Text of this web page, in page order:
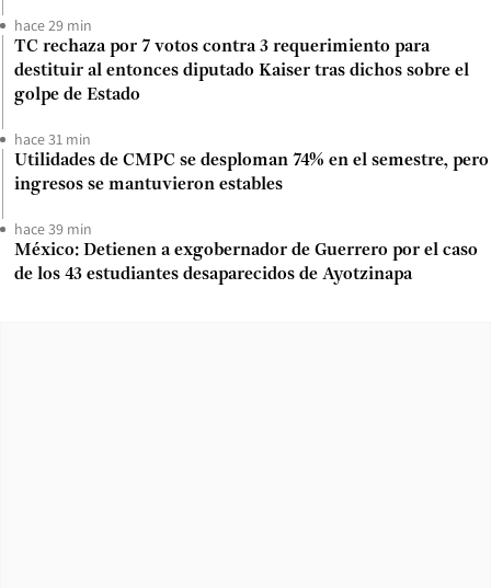
hace 29 min
TC rechaza por 7 votos contra 3 requerimiento para
destituir al entonces diputado Kaiser tras dichos sobre el
golpe de Estado
hace 31 min
Utilidades de CMPC se desploman 74% en el semestre, pero
ingresos se mantuvieron estables
hace 39 min
México: Detienen a exgobernador de Guerrero por el caso
de los 43 estudiantes desaparecidos de Ayotzinapa